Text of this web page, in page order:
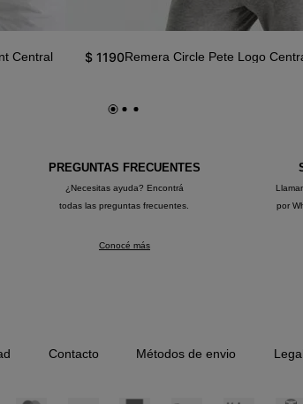
Central $ 1190Remera Circle Pete Logo
PREGUNTAS FRECUENTES
¿Necesitas ayuda? Encontrá
todas las preguntas frecuentes.
Conocé más
por
Contacto Métodos de envio